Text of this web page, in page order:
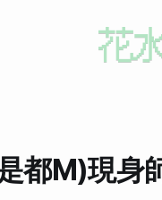
都M)現身